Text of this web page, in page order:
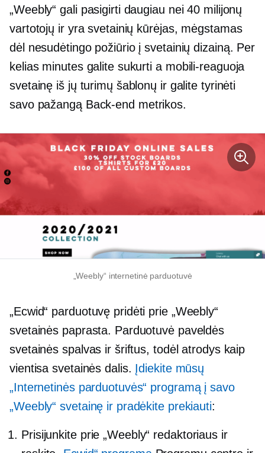
„Weebly“ gali pasigirti daugiau nei 40 milijonų
vartotojų ir yra svetainių kūrėjas, mėgstamas
dėl nesudėtingo požiūrio į svetainių dizainą. Per
kelias minutes galite sukurti a mobili-reaguoja
svetainę iš jų turimų šablonų ir galite tyrinėti
savo pažangą Back-end metrikos.
„Weebly“ internetinė parduotuvė
„Ecwid“ parduotuvę pridėti prie „Weebly“
svetainės paprasta. Parduotuvė paveldės
svetainės spalvas ir šriftus, todėl atrodys kaip
vientisa svetainės dalis. Įdiekite mūsų
„Internetinės parduotuvės“ programą į savo
„Weebly“ svetainę ir pradėkite prekiauti:
Prisijunkite prie „Weebly“ redaktoriaus ir